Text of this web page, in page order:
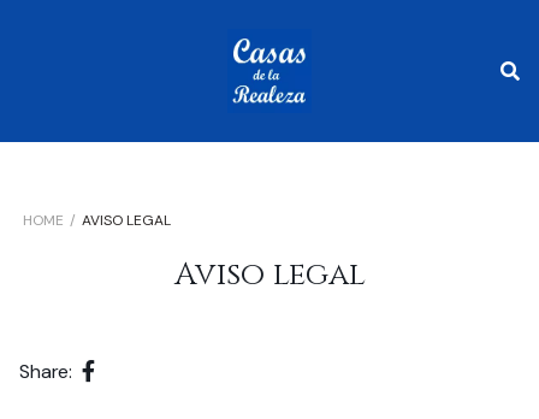
HOME AVISO LEGAL
Aviso legal
Share: